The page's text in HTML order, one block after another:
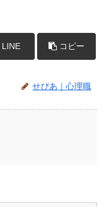
LINE コピー
せぴあ｜心理職